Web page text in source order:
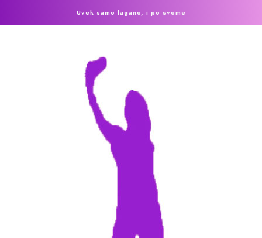
Uvek samo lagano, i po svome